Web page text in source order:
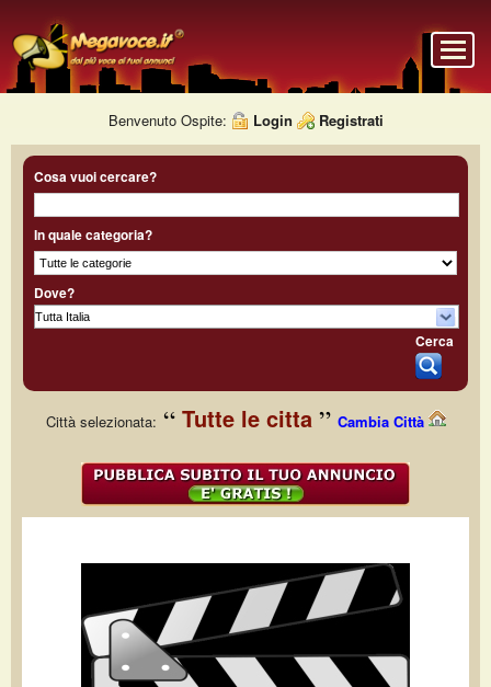
Benvenuto Ospite: Login Registrati
Cosa vuoi cercare?
In quale categoria?
Dove?
Cerca
Città selezionata: Tutte le citta Cambia Città